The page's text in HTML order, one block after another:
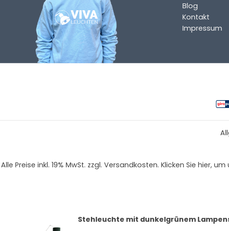
Blog
Kontakt
Impressum
Alle Preise inkl. 19% MwSt. zzgl. Versandkosten. Klicken Sie
Stehleuchte mit dunkelgrünem